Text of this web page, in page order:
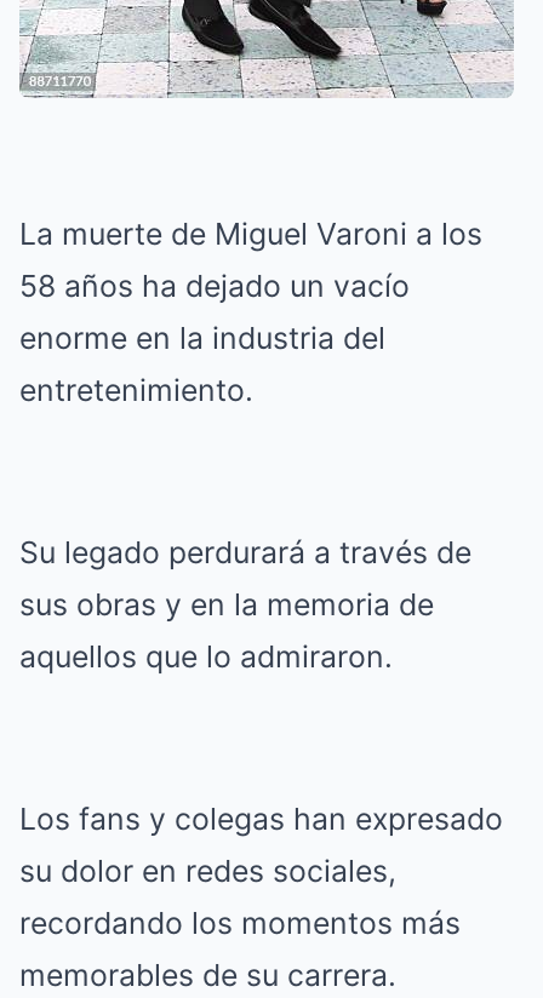
La muerte de Miguel Varoni a los
58 años ha dejado un vacío
enorme en la industria del
entretenimiento.
Su legado perdurará a través de
sus obras y en la memoria de
aquellos que lo admiraron.
Los fans y colegas han expresado
su dolor en redes sociales,
recordando los momentos más
memorables de su carrera.